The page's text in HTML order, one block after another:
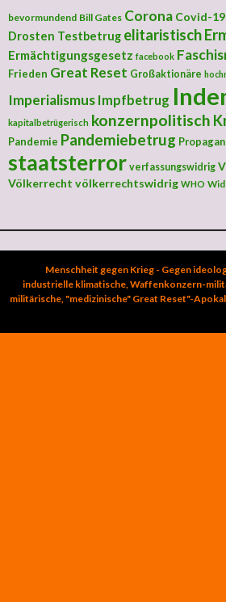
bevormundend Bill Gates Corona Covid-19
Drosten Testbetrug elitaristisch
Ermächtigungsgesetz facebook
Frieden Great Reset Großaktionäre
Imperialismus Impfbetrug
kapitalbetrügerisch konzernpolitisch
Pandemie Pandemiebetrug
staatsterror verfassungswidrig
Völkerrecht völkerrechtswidrig WHO
Menschheit gegen Krieg - Gegen
industrielle klimatische, Waffenkonzern-
militärische, "medizinische" Great Reset"-